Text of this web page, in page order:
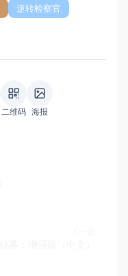
逆转检察官
二维码 海报